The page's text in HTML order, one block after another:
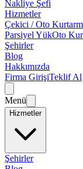
Nakliye Şefi
Hizmetler
Çekici / Oto
Parsiyel YükOto
Şehirler
Blog
Hakkımızda
Firma GirişiTeklif Al
Menü
Hizmetler
Şehirler